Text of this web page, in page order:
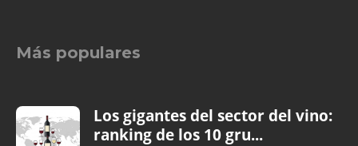
Más populares
Los gigantes del sector del vino:
ranking de los 10 gru...